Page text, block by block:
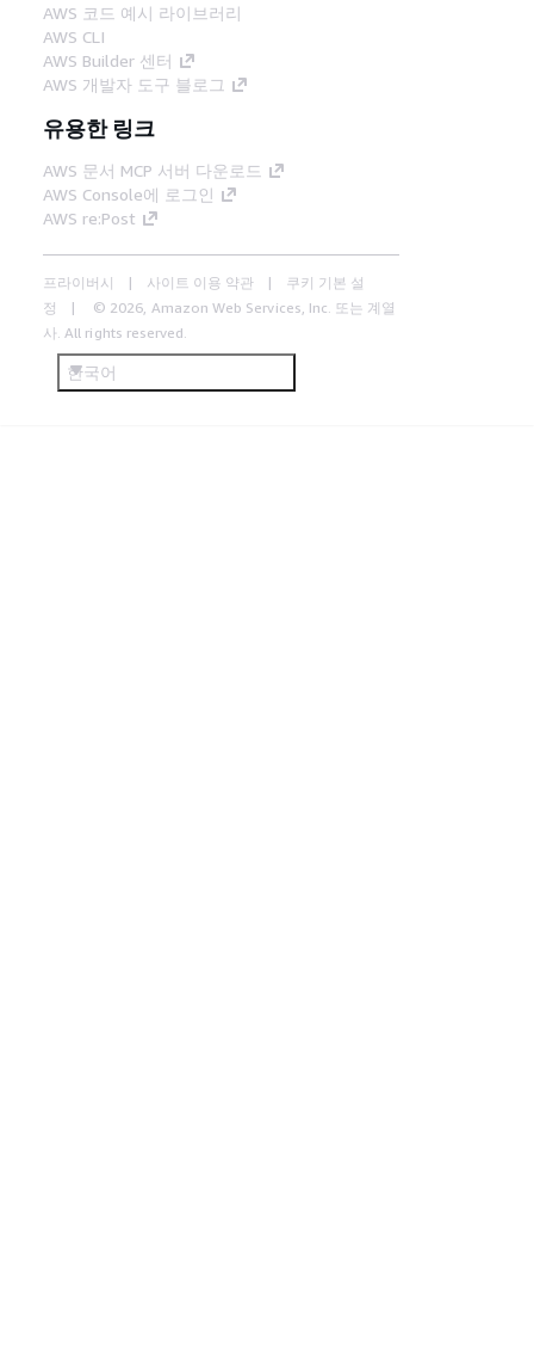
AWS 코드 예시 라이브러리
AWS CLI
AWS Builder 센터
AWS 개발자 도구 블로그
유용한 링크
AWS 문서 MCP 서버 다운로드
AWS Console에 로그인
AWS re:Post
프라이버시 사이트 이용 약관
쿠키 기본 설
정
© 2026, Amazon Web Services, Inc. 또는 계열
사. All rights reserved.
한국어